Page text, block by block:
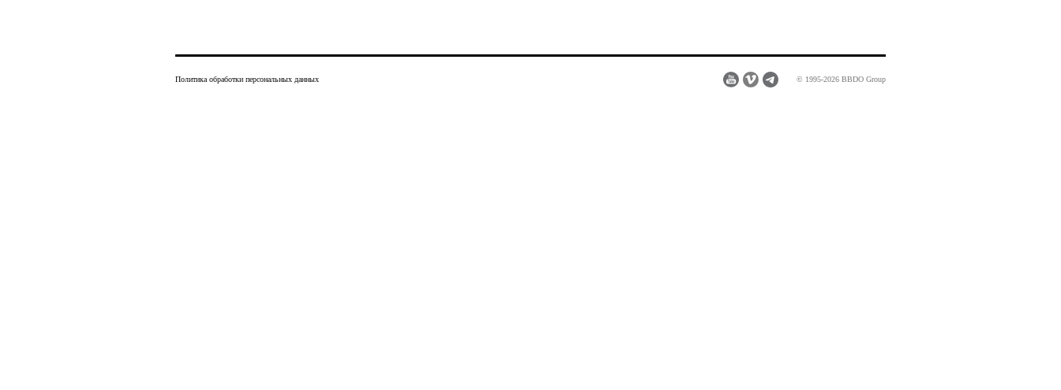
© 1995-2026 BBDO Group
Политика обработки персональных данных